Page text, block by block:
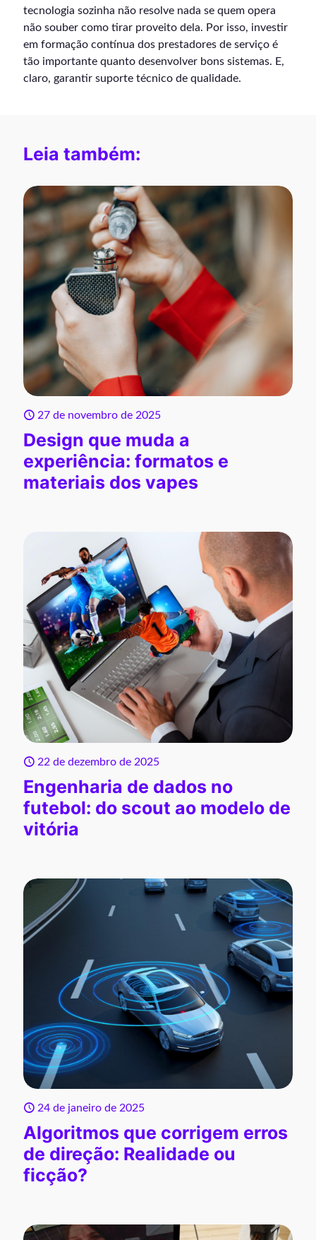
tecnologia sozinha não resolve nada se quem opera
não souber como tirar proveito dela. Por isso, investir
em formação contínua dos prestadores de serviço é
tão importante quanto desenvolver bons sistemas. E,
claro, garantir suporte técnico de qualidade.
Leia também:
27 de novembro de 2025
Design que muda a
experiência: formatos e
materiais dos vapes
22 de dezembro de 2025
Engenharia de dados no
futebol: do scout ao modelo de
vitória
24 de janeiro de 2025
Algoritmos que corrigem erros
de direção: Realidade ou
ficção?